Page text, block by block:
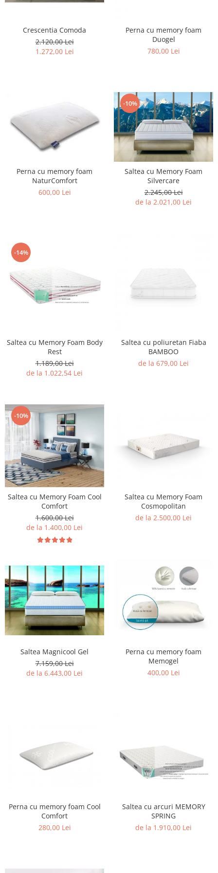
Sezlong living
Crescentia Comoda
2.120,00 Lei
1.272,00 Lei
Perna cu memory foam
Duogel
780,00 Lei
Perna cu memory foam
NaturComfort
600,00 Lei
-10%
Saltea cu Memory Foam
Silvercare
2.245,00 Lei
de la 2.021,00 Lei
-14%
Saltea cu Memory Foam Body
Rest
1.189,00 Lei
de la 1.022,54 Lei
Saltea cu poliuretan Fiaba
BAMBOO
de la 679,00 Lei
-10%
Saltea cu Memory Foam Cool
Comfort
1.600,00 Lei
de la 1.400,00 Lei
Saltea cu Memory Foam
Cosmopolitan
de la 2.500,00 Lei
Saltea Magnicool Gel
7.159,00 Lei
de la 6.443,00 Lei
Perna cu memory foam
Memogel
400,00 Lei
Perna cu memory foam Cool
Comfort
280,00 Lei
Saltea cu arcuri MEMORY
SPRING
de la 1.910,00 Lei